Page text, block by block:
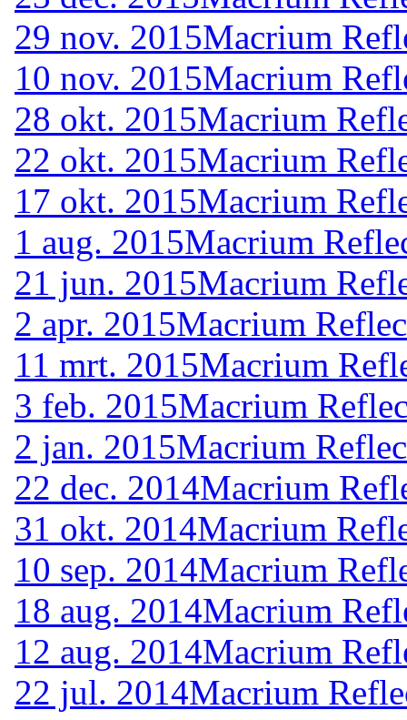
29 nov. 2015Macrium
10 nov. 2015Macrium
28 okt. 2015Macrium
22 okt. 2015Macrium
17 okt. 2015Macrium
1 aug. 2015Macrium
21 jun. 2015Macrium
2 apr. 2015Macrium
11 mrt. 2015Macrium
3 feb. 2015Macrium
2 jan. 2015Macrium
22 dec. 2014Macrium
31 okt. 2014Macrium
10 sep. 2014Macrium
18 aug. 2014Macrium
12 aug. 2014Macrium
22 jul. 2014Macrium